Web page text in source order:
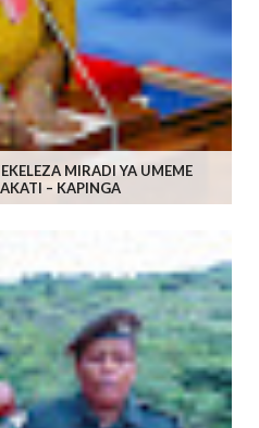
MIRADI YA UMEME
– KAPINGA